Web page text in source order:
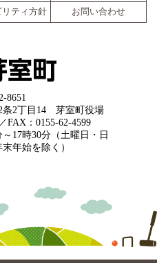
リティ方針 お問い合わせ
8651
条2丁目14 芽室町役場
FAX：0155-62-4599
～17時30分（土曜日・日
年始を除く）